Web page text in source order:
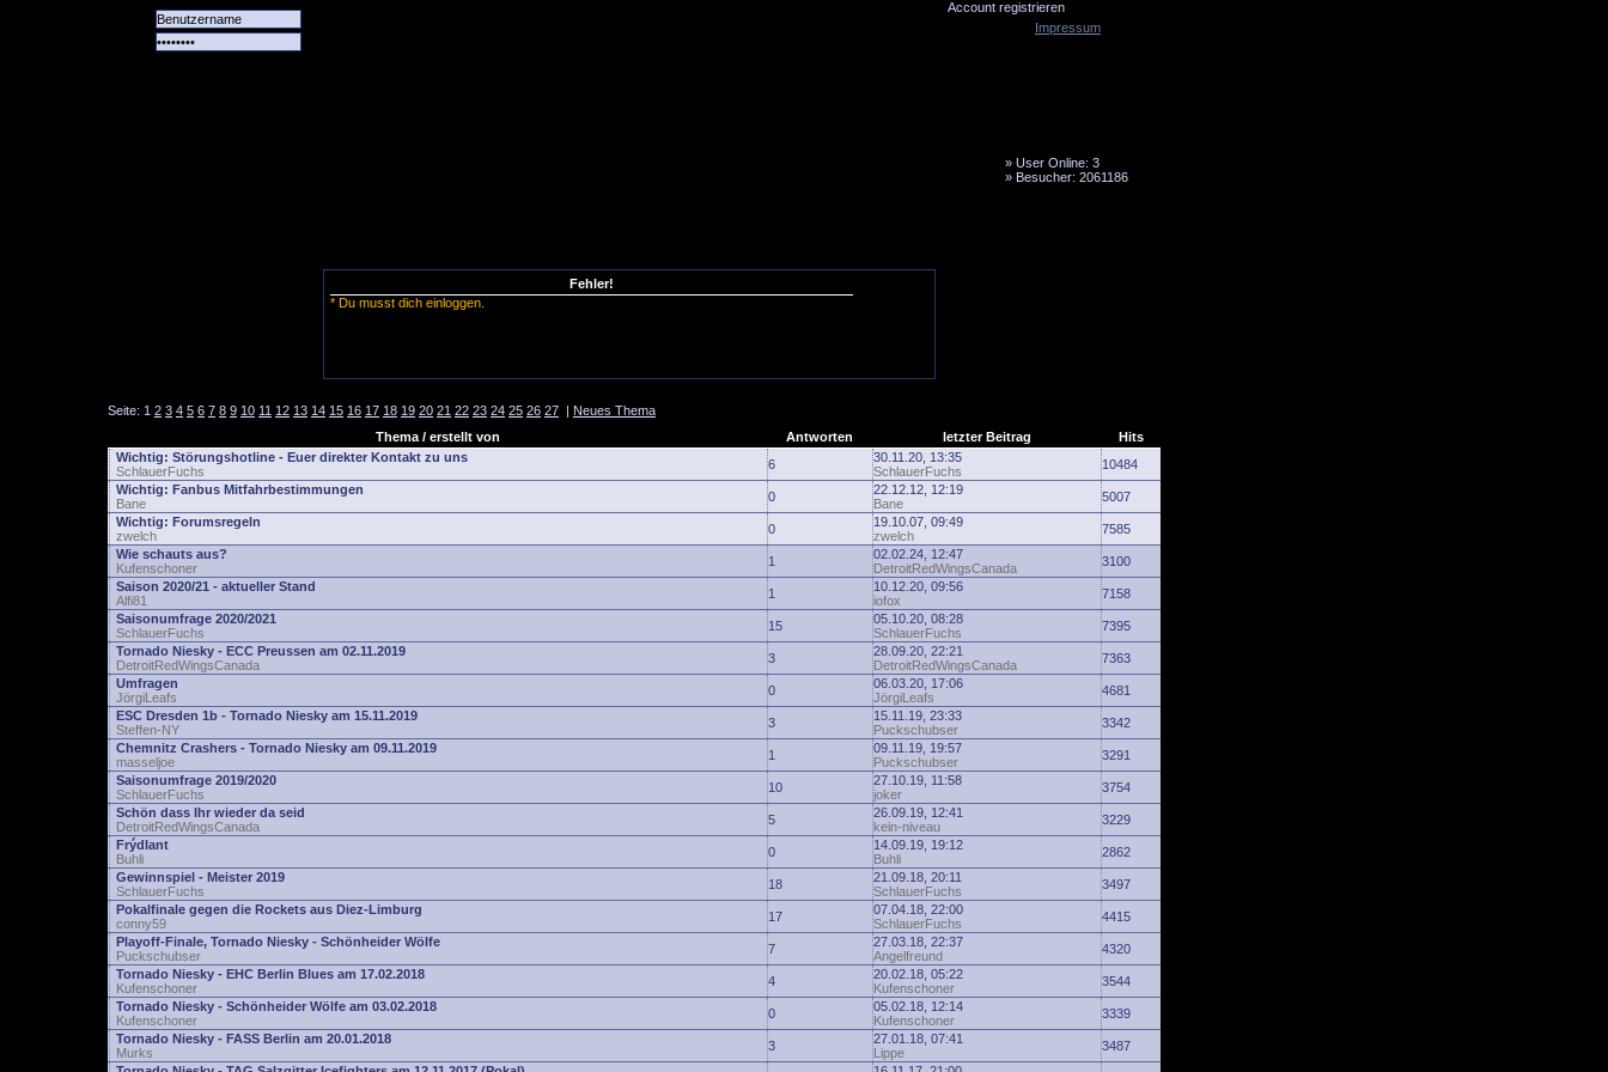
Account registrieren
» User Online: 3
» Besucher: 2061186
Fehler!
* Du musst dich einloggen.
Seite: 1 2 3 4 5 6 7 8 9 10 11 12 13 14 15 16 17 18 19 20 21 22 23 24 25 26 27 | Neues Thema
Thema / erstellt von
Antworten letzter Beitrag
Hits
Wichtig: Störungshotline - Euer direkter Kontakt zu uns
SchlauerFuchs
6
30.11.20, 13:35
SchlauerFuchs
10484
Wichtig: Fanbus Mitfahrbestimmungen
Bane
0
22.12.12, 12:19
Bane
5007
Wichtig: Forumsregeln
zwelch
0
19.10.07, 09:49
zwelch
7585
Wie schauts aus?
Kufenschoner
1
02.02.24, 12:47
DetroitRedWingsCanada
3100
Saison 2020/21 - aktueller Stand
Alfi81
1
10.12.20, 09:56
iofox
7158
Saisonumfrage 2020/2021
SchlauerFuchs
15
05.10.20, 08:28
SchlauerFuchs
7395
Tornado Niesky - ECC Preussen am 02.11.2019
DetroitRedWingsCanada
3
28.09.20, 22:21
DetroitRedWingsCanada
7363
Umfragen
JörgiLeafs
0
06.03.20, 17:06
JörgiLeafs
4681
ESC Dresden 1b - Tornado Niesky am 15.11.2019
Steffen-NY
3
15.11.19, 23:33
Puckschubser
3342
Chemnitz Crashers - Tornado Niesky am 09.11.2019
masseljoe
1
09.11.19, 19:57
Puckschubser
3291
Saisonumfrage 2019/2020
SchlauerFuchs
10
27.10.19, 11:58
joker
3754
Schön dass Ihr wieder da seid
DetroitRedWingsCanada
5
26.09.19, 12:41
kein-niveau
3229
Frýdlant
Buhli
0
14.09.19, 19:12
Buhli
2862
Gewinnspiel - Meister 2019
SchlauerFuchs
18
21.09.18, 20:11
SchlauerFuchs
3497
Pokalfinale gegen die Rockets aus Diez-Limburg
conny59
17
07.04.18, 22:00
SchlauerFuchs
4415
Playoff-Finale, Tornado Niesky - Schönheider Wölfe
Puckschubser
7
27.03.18, 22:37
Angelfreund
4320
Tornado Niesky - EHC Berlin Blues am 17.02.2018
Kufenschoner
4
20.02.18, 05:22
Kufenschoner
3544
Tornado Niesky - Schönheider Wölfe am 03.02.2018
Kufenschoner
0
05.02.18, 12:14
Kufenschoner
3339
Tornado Niesky - FASS Berlin am 20.01.2018
Murks
3
27.01.18, 07:41
Lippe
3487
Impressum